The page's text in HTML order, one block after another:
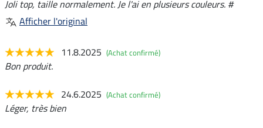
Joli top, taille normalement. Je l'ai en plusieurs couleurs. #
Afficher l'original
11.8.2025 (Achat confirmé)
Bon produit.
24.6.2025 (Achat confirmé)
Léger, très bien